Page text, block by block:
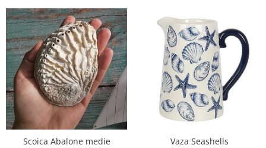
Scoica Abalone medie
Vaza Seashells